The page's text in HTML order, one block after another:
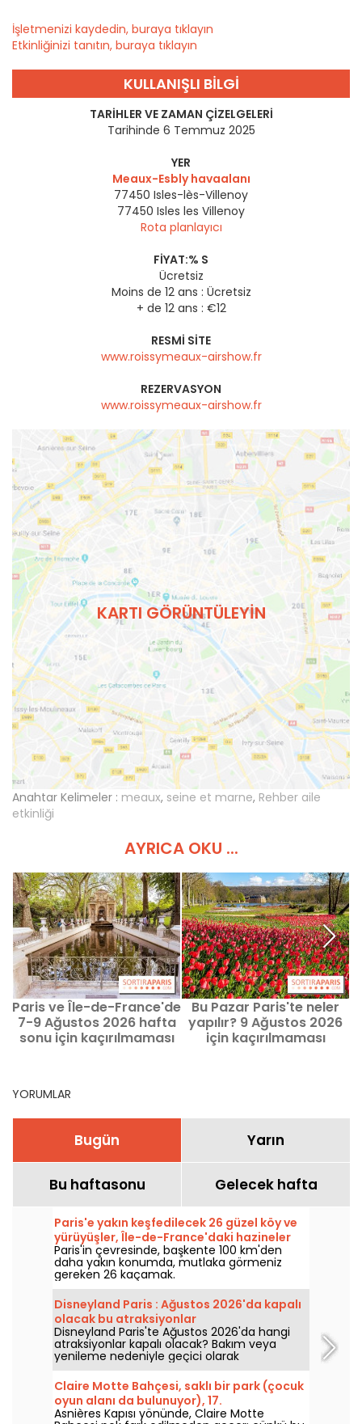
İşletmenizi kaydedin, buraya tıklayın
Etkinliğinizi tanıtın, buraya tıklayın
KULLANIŞLI BILGI
TARIHLER VE ZAMAN ÇIZELGELERI
Tarihinde 6 Temmuz 2025
YER
Meaux-Esbly havaalanı
77450 Isles-lès-Villenoy
77450 Isles les Villenoy
Rota planlayıcı
FIYAT:% S
Ücretsiz
Moins de 12 ans : Ücretsiz
+ de 12 ans : €12
RESMI SITE
www.roissymeaux-airshow.fr
REZERVASYON
www.roissymeaux-airshow.fr
KARTI GÖRÜNTÜLEYIN
Anahtar Kelimeler : meaux, seine et marne, Rehber aile
etkinliği
AYRICA OKU ...
Paris ve Île-de-France'de
7-9 Ağustos 2026 hafta
sonu için kaçırılmaması
Bu Pazar Paris'te neler
yapılır? 9 Ağustos 2026
için kaçırılmaması
YORUMLAR
Bugün Yarın
Bu haftasonu Gelecek hafta
Paris'e yakın keşfedilecek 26 güzel köy ve
yürüyüşler, Île-de-France'daki hazineler
Paris'in çevresinde, başkente 100 km'den
daha yakın konumda, mutlaka görmeniz
gereken 26 kaçamak.
Disneyland Paris : Ağustos 2026'da kapalı
olacak bu atraksiyonlar
Disneyland Paris'te Ağustos 2026'da hangi
atraksiyonlar kapalı olacak? Bakım veya
yenileme nedeniyle geçici olarak
kullanılamayan atraksiyonların listesini
inceleyerek ziyaretinizi buna göre planlayın.
Claire Motte Bahçesi, saklı bir park (çocuk
oyun alanı da bulunuyor), 17.
arrondissement’da
Asnières Kapısı yönünde, Claire Motte